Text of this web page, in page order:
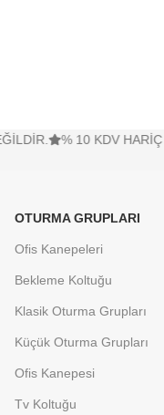
% 10 KDV HARİÇ FİYATLAR
OTURMA GRUPLARI
Ofis Kanepeleri
Bekleme Koltuğu
Klasik Oturma Grupları
Küçük Oturma Grupları
Ofis Kanepesi
Tv Koltuğu